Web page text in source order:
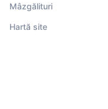
Mâzgălituri
Hartă site